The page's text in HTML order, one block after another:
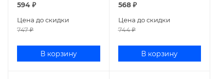
594 ₽
Цена до скидки
747₽
В корзину
568₽
Цена до скидки
744₽
В корзину